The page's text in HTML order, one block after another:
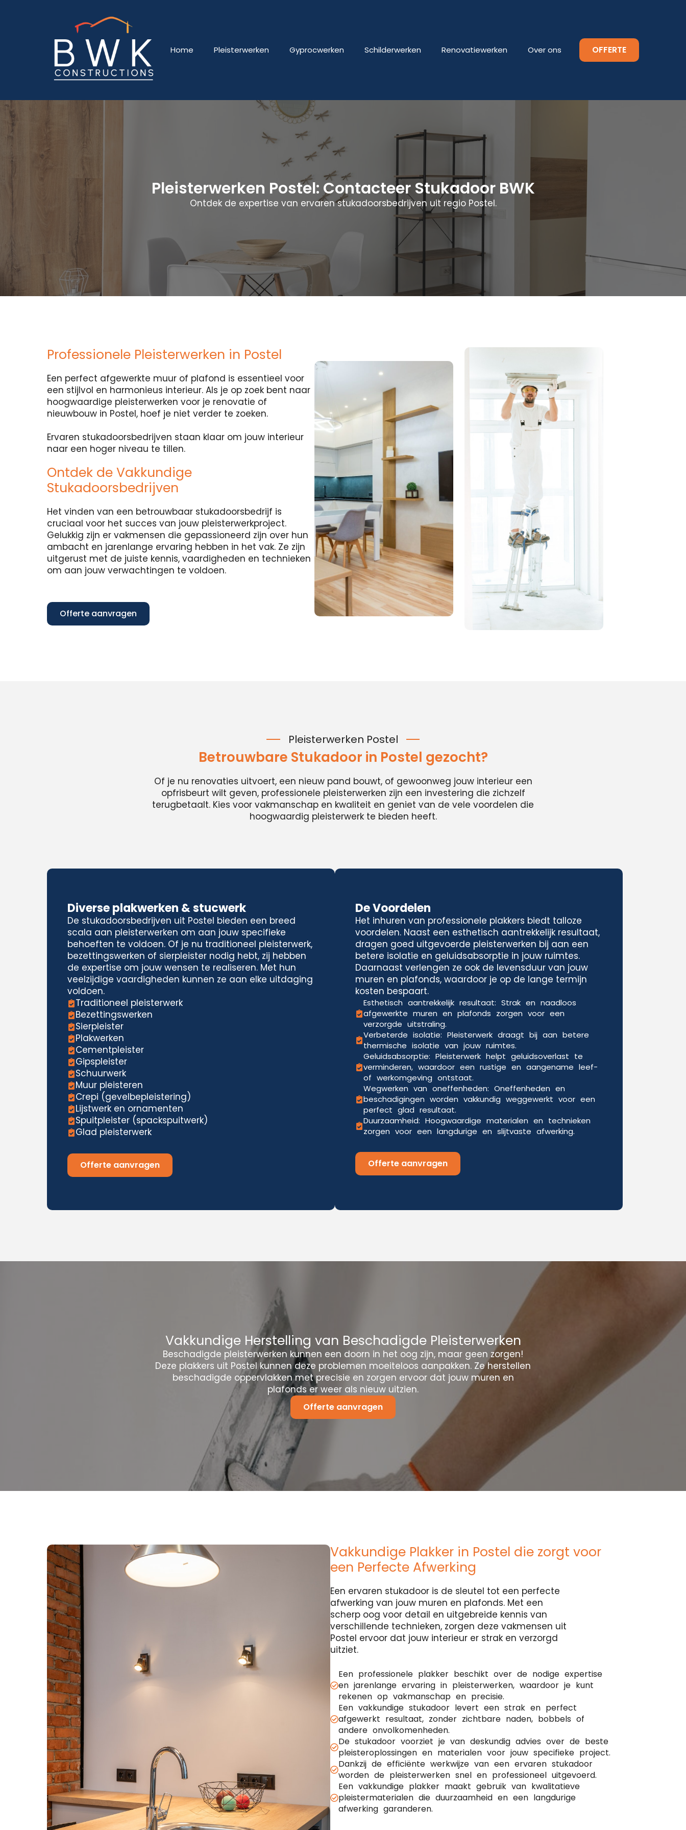
Home Pleisterwerken Gyprocwerken Schilderwerken Renovatiewerken Over ons OFFERTE
Pleisterwerken Postel: Contacteer Stukadoor BWK
Ontdek de expertise van ervaren stukadoorsbedrijven uit regio Postel.
Professionele Pleisterwerken in Postel
Een perfect afgewerkte muur of plafond is essentieel voor
een stijlvol en harmonieus interieur. Als je op zoek bent naar
hoogwaardige pleisterwerken voor je renovatie of
nieuwbouw in Postel, hoef je niet verder te zoeken.
Ervaren stukadoorsbedrijven staan klaar om jouw interieur
naar een hoger niveau te tillen.
Ontdek de Vakkundige
Stukadoorsbedrijven
Het vinden van een betrouwbaar stukadoorsbedrijf is
cruciaal voor het succes van jouw pleisterwerkproject.
Gelukkig zijn er vakmensen die gepassioneerd zijn over hun
ambacht en jarenlange ervaring hebben in het vak. Ze zijn
uitgerust met de juiste kennis, vaardigheden en technieken
om aan jouw verwachtingen te voldoen.
Offerte aanvragen
Pleisterwerken Postel
Betrouwbare Stukadoor in Postel gezocht?
Of je nu renovaties uitvoert, een nieuw pand bouwt, of gewoonweg jouw interieur een
opfrisbeurt wilt geven, professionele pleisterwerken zijn een investering die zichzelf
terugbetaalt. Kies voor vakmanschap en kwaliteit en geniet van de vele voordelen die
hoogwaardig pleisterwerk te bieden heeft.
Diverse plakwerken & stucwerk
De stukadoorsbedrijven uit Postel bieden een breed
scala aan pleisterwerken om aan jouw specifieke
behoeften te voldoen. Of je nu traditioneel pleisterwerk,
bezettingswerken of sierpleister nodig hebt, zij hebben
de expertise om jouw wensen te realiseren. Met hun
veelzijdige vaardigheden kunnen ze aan elke uitdaging
voldoen.
Traditioneel pleisterwerk
Bezettingswerken
Sierpleister
Plakwerken
Cementpleister
Gipspleister
Schuurwerk
Muur pleisteren
Crepi (gevelbepleistering)
Lijstwerk en ornamenten
Spuitpleister (spackspuitwerk)
Glad pleisterwerk
Offerte aanvragen
De Voordelen
Het inhuren van professionele plakkers biedt talloze
voordelen. Naast een esthetisch aantrekkelijk resultaat,
dragen goed uitgevoerde pleisterwerken bij aan een
betere isolatie en geluidsabsorptie in jouw ruimtes.
Daarnaast verlengen ze ook de levensduur van jouw
muren en plafonds, waardoor je op de lange termijn
kosten bespaart.
Esthetisch aantrekkelijk resultaat: Strak en naadloos
afgewerkte muren en plafonds zorgen voor een
verzorgde uitstraling.
Verbeterde isolatie: Pleisterwerk draagt bij aan betere
thermische isolatie van jouw ruimtes.
Geluidsabsorptie: Pleisterwerk helpt geluidsoverlast te
verminderen, waardoor een rustige en aangename leef-
of werkomgeving ontstaat.
Wegwerken van oneffenheden: Oneffenheden en
beschadigingen worden vakkundig weggewerkt voor een
perfect glad resultaat.
Duurzaamheid: Hoogwaardige materialen en technieken
zorgen voor een langdurige en slijtvaste afwerking.
Offerte aanvragen
Vakkundige Herstelling van Beschadigde Pleisterwerken
Beschadigde pleisterwerken kunnen een doorn in het oog zijn, maar geen zorgen!
Deze plakkers uit Postel kunnen deze problemen moeiteloos aanpakken. Ze herstellen
beschadigde oppervlakken met precisie en zorgen ervoor dat jouw muren en
plafonds er weer als nieuw uitzien.
Offerte aanvragen
Vakkundige Plakker in Postel die zorgt voor
een Perfecte Afwerking
Een ervaren stukadoor is de sleutel tot een perfecte
afwerking van jouw muren en plafonds. Met een
scherp oog voor detail en uitgebreide kennis van
verschillende technieken, zorgen deze vakmensen uit
Postel ervoor dat jouw interieur er strak en verzorgd
uitziet.
Een professionele plakker beschikt over de nodige expertise
en jarenlange ervaring in pleisterwerken, waardoor je kunt
rekenen op vakmanschap en precisie.
Een vakkundige stukadoor levert een strak en perfect
afgewerkt resultaat, zonder zichtbare naden, bobbels of
andere onvolkomenheden.
De stukadoor voorziet je van deskundig advies over de beste
pleisteroplossingen en materialen voor jouw specifieke project.
Dankzij de efficiënte werkwijze van een ervaren stukadoor
worden de pleisterwerken snel en professioneel uitgevoerd.
Een vakkundige plakker maakt gebruik van kwalitatieve
pleistermaterialen die duurzaamheid en een langdurige
afwerking garanderen.